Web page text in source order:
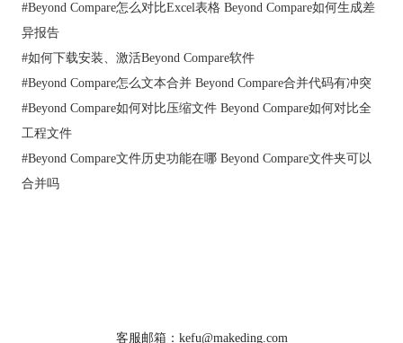
步骤四 再次回到文件夹同步会话界面，如下图图例所示，两份同
步文件夹包含的所有子文件和文件夹均在同步窗格中，以不同颜
以上是Beyoond Compare抑制过滤的所有操作，点击“
#Beyond Compare怎么对比Excel表格 Beyond Compare如何生成差
异报告
#如何下载安装、激活Beyond Compare软件
#Beyond Compare怎么文本合并 Beyond Compare合并代码有冲突
#Beyond Compare如何对比压缩文件 Beyond Compare如何对比全
工程文件
#Beyond Compare文件历史功能在哪 Beyond Compare文件夹可以
合并吗
客服邮箱：kefu@makeding.com